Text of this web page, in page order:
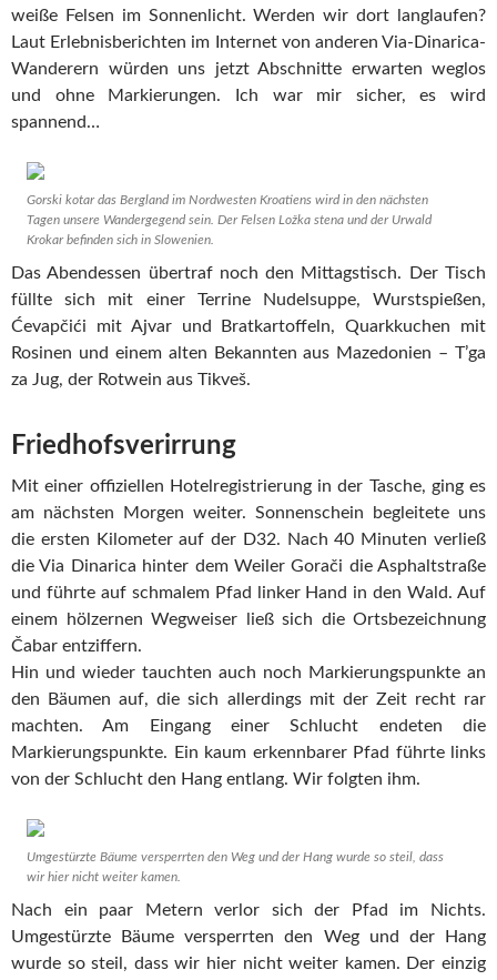
weiße Felsen im Sonnenlicht. Werden wir dort langlaufen?
Laut Erlebnisberichten im Internet von anderen Via-Dinarica-
Wanderern würden uns jetzt Abschnitte erwarten weglos
und ohne Markierungen. Ich war mir sicher, es wird
spannend…
Gorski kotar das Bergland im Nordwesten Kroatiens wird in den nächsten
Tagen unsere Wandergegend sein. Der Felsen Ložka stena und der Urwald
Krokar befinden sich in Slowenien.
Das Abendessen übertraf noch den Mittagstisch. Der Tisch
füllte sich mit einer Terrine Nudelsuppe, Wurstspießen,
Ćevapčići mit Ajvar und Bratkartoffeln, Quarkkuchen mit
Rosinen und einem alten Bekannten aus Mazedonien – T’ga
za Jug, der Rotwein aus Tikveš.
Friedhofsverirrung
Mit einer offiziellen Hotelregistrierung in der Tasche, ging es
am nächsten Morgen weiter. Sonnenschein begleitete uns
die ersten Kilometer auf der D32. Nach 40 Minuten verließ
die Via Dinarica hinter dem Weiler Gorači die Asphaltstraße
und führte auf schmalem Pfad linker Hand in den Wald. Auf
einem hölzernen Wegweiser ließ sich die Ortsbezeichnung
Čabar entziffern.
Hin und wieder tauchten auch noch Markierungspunkte an
den Bäumen auf, die sich allerdings mit der Zeit recht rar
machten. Am Eingang einer Schlucht endeten die
Markierungspunkte. Ein kaum erkennbarer Pfad führte links
von der Schlucht den Hang entlang. Wir folgten ihm.
Umgestürzte Bäume versperrten den Weg und der Hang wurde so steil, dass
wir hier nicht weiter kamen.
Nach ein paar Metern verlor sich der Pfad im Nichts.
Umgestürzte Bäume versperrten den Weg und der Hang
wurde so steil, dass wir hier nicht weiter kamen. Der einzig